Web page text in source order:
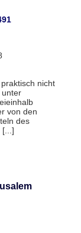
nicht
unter
von den
des
[...]